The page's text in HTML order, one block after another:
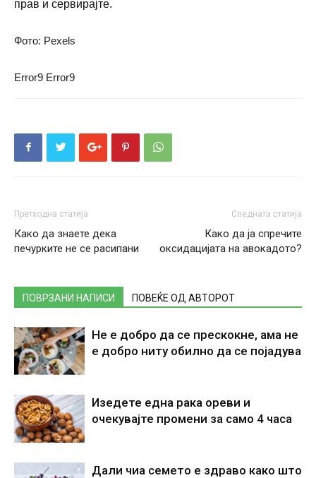
прав и сервирајте.
Фото: Pexels
Error9 Error9
Претходна статија
Како да знаете дека
печурките не се расипани
Следната статија
Како да ja спречите
оксидацијата на авокадото?
ПОВРЗАНИ НАПИСИ ПОВЕЌЕ ОД АВТОРОТ
Не е добро да се прескокне, ама не
е добро ниту обилно да се појадува
Изедете една рака ореви и
очекувајте промени за само 4 часа
Дали чиа семето е здраво како што